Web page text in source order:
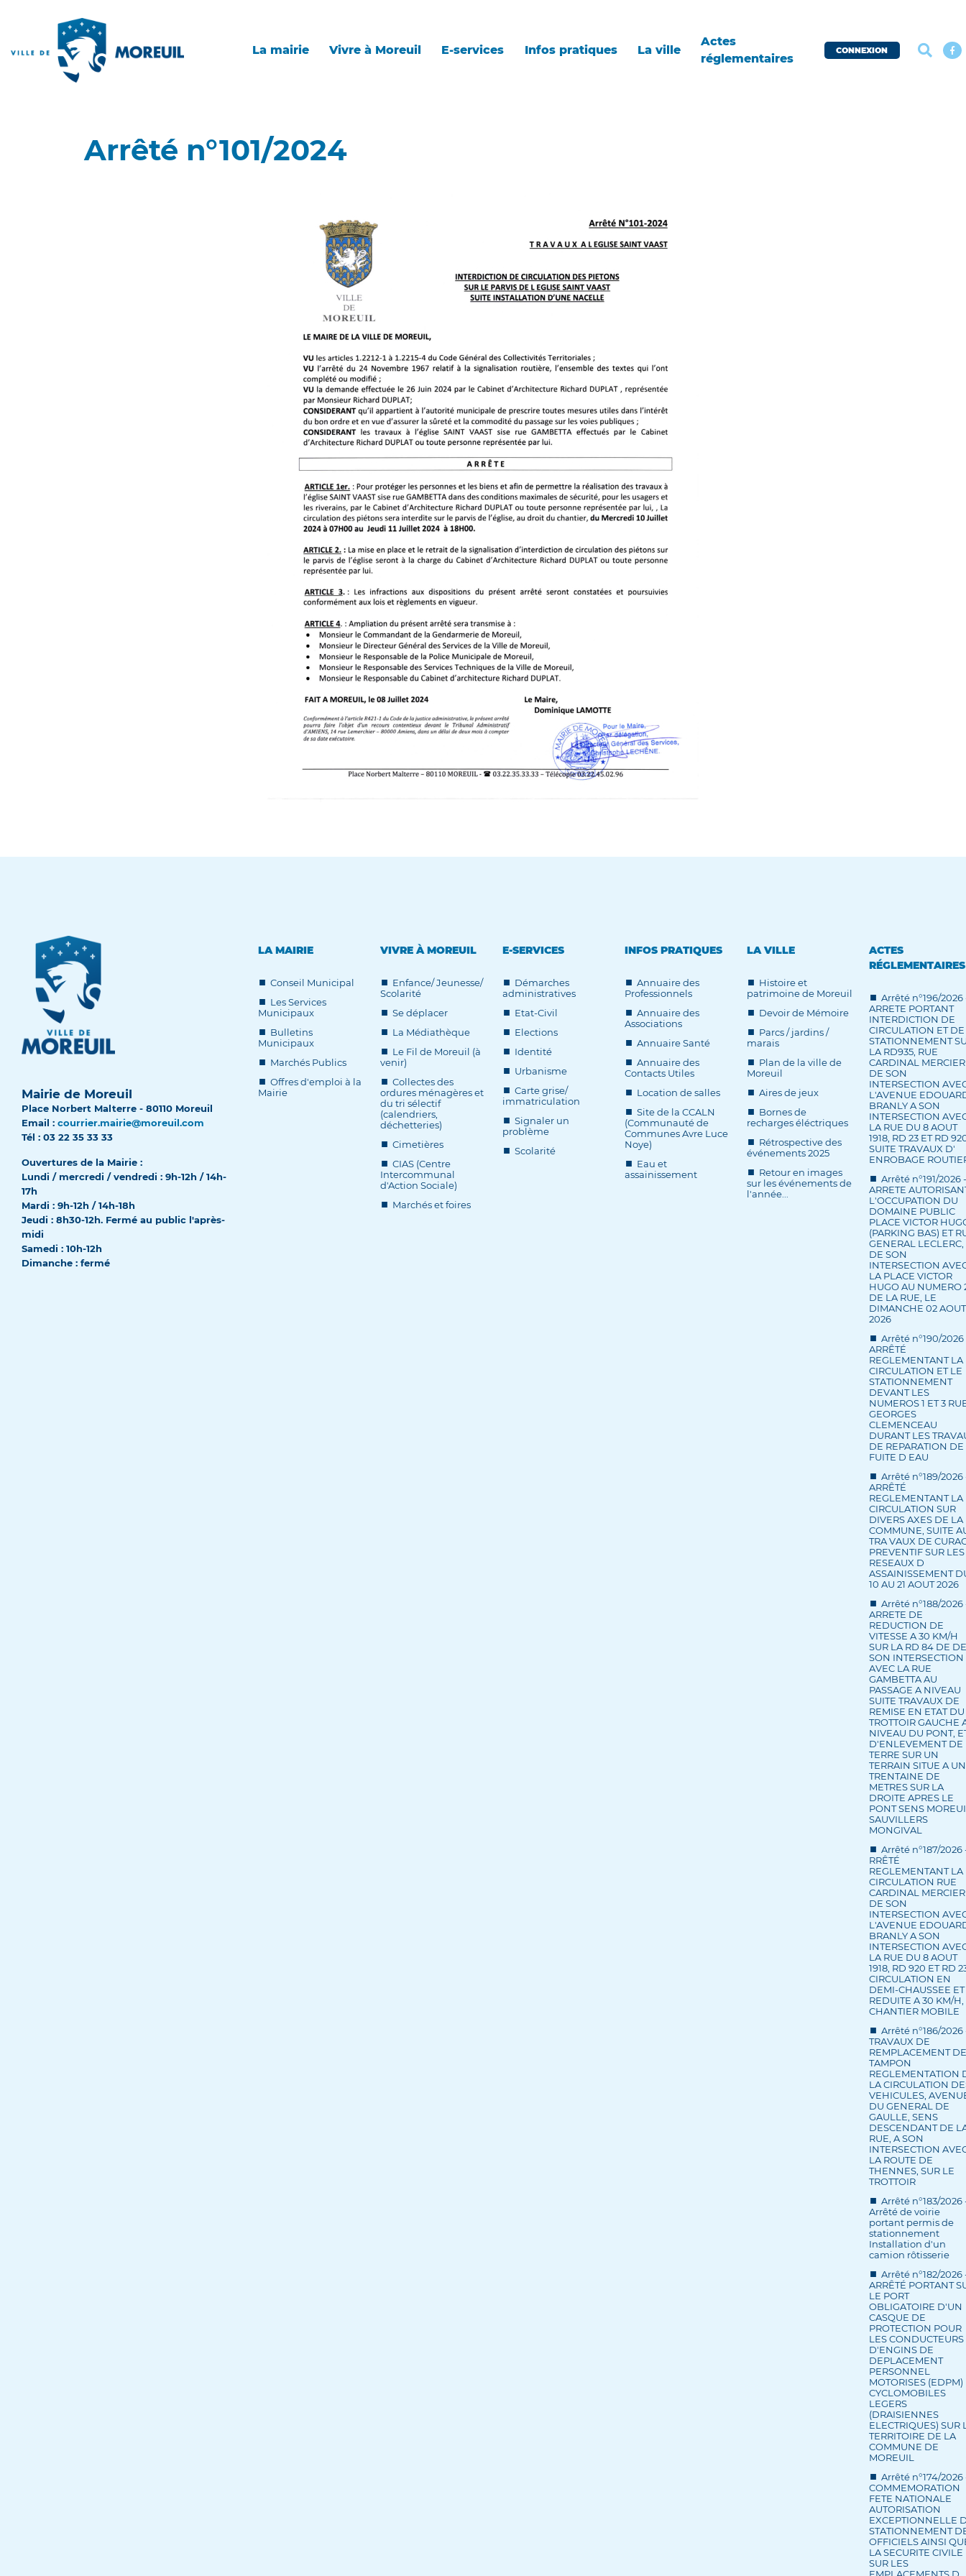
La mairie Vivre à Moreuil E-services Infos pratiques La ville
Actes
réglementaires
CONNEXION
Arrêté n°101/2024
Mairie de Moreuil
Place Norbert Malterre - 80110 Moreuil
Email : courrier.mairie@moreuil.com
Tél : 03 22 35 33 33
Ouvertures de la Mairie :
Lundi / mercredi / vendredi : 9h-12h / 14h-
17h
Mardi : 9h-12h / 14h-18h
Jeudi : 8h30-12h. Fermé au public l'après-
midi
Samedi : 10h-12h
Dimanche : fermé
LA MAIRIE
Conseil Municipal
Les Services
Municipaux
Bulletins
Municipaux
Marchés Publics
Offres d'emploi à la
Mairie
VIVRE À MOREUIL
Enfance/ Jeunesse/
Scolarité
Se déplacer
La Médiathèque
Le Fil de Moreuil (à
venir)
Collectes des
ordures ménagères et
du tri sélectif
(calendriers,
déchetteries)
Cimetières
CIAS (Centre
Intercommunal
d'Action Sociale)
Marchés et foires
E-SERVICES
Démarches
administratives
Etat-Civil
Elections
Identité
Urbanisme
Carte grise/
immatriculation
Signaler un
problème
Scolarité
INFOS PRATIQUES
Annuaire des
Professionnels
Annuaire des
Associations
Annuaire Santé
Annuaire des
Contacts Utiles
Location de salles
Site de la CCALN
(Communauté de
Communes Avre Luce
Noye)
Eau et
assainissement
LA VILLE
Histoire et
patrimoine de Moreuil
Devoir de Mémoire
Parcs / jardins /
marais
Plan de la ville de
Moreuil
Aires de jeux
Bornes de
recharges éléctriques
Rétrospective des
événements 2025
Retour en images
sur les événements de
l'année...
ACTES
RÉGLEMENTAIRES
Arrêté n°196/2026
ARRETE PORTANT
INTERDICTION DE
CIRCULATION ET DE
STATIONNEMENT
LA RD935, RUE
CARDINAL MERCIER
DE SON
INTERSECTION
L'AVENUE
BRANLY A SON
INTERSECTION
LA RUE DU 8 AOUT
1918, RD 23 ET RD
SUITE TRAVAUX D'
ENROBAGE
Arrêté n°191/2026 -
ARRETE
L'OCCUPATION DU
DOMAINE PUBLIC
PLACE VICTOR
(PARKING BAS) ET
GENERAL LECLERC,
DE SON
INTERSECTION
LA PLACE VICTOR
HUGO AU NUMERO
DE LA RUE, LE
DIMANCHE 02 AOUT
2026
Arrêté n°190/2026
ARRÊTÉ
REGLEMENTANT LA
CIRCULATION ET LE
STATIONNEMENT
DEVANT LES
NUMEROS 1 ET 3
GEORGES
CLEMENCEAU
DURANT LES
DE REPARATION DE
FUITE D EAU
Arrêté n°189/2026
ARRÊTÉ
REGLEMENTANT LA
CIRCULATION SUR
DIVERS AXES DE LA
COMMUNE, SUITE
TRA VAUX DE
PREVENTIF SUR LES
RESEAUX D
ASSAINISSEMENT
10 AU 21 AOUT 2026
Arrêté n°188/2026
ARRETE DE
REDUCTION DE
VITESSE A 30 KM/H
SUR LA RD 84 DE DE
SON INTERSECTION
AVEC LA RUE
GAMBETTA AU
PASSAGE A NIVEAU
SUITE TRAVAUX DE
REMISE EN ETAT DU
TROTTOIR GAUCHE
NIVEAU DU PONT,
D'ENLEVEMENT DE
TERRE SUR UN
TERRAIN SITUE A
TRENTAINE DE
METRES SUR LA
DROITE APRES LE
PONT SENS
SAUVILLERS
MONGIVAL
Arrêté n°187/2026
RRÊTÉ
REGLEMENTANT LA
CIRCULATION RUE
CARDINAL MERCIER
DE SON
INTERSECTION
L'AVENUE
BRANLY A SON
INTERSECTION
LA RUE DU 8 AOUT
1918, RD 920 ET RD
CIRCULATION EN
DEMI-CHAUSSEE ET
REDUITE A 30 KM/H,
CHANTIER MOBILE
Arrêté n°186/2026
TRAVAUX DE
REMPLACEMENT DE
TAMPON
REGLEMENTATION
LA CIRCULATION
VEHICULES,
DU GENERAL DE
GAULLE, SENS
DESCENDANT DE
RUE, A SON
INTERSECTION
LA ROUTE DE
THENNES, SUR LE
TROTTOIR
Arrêté n°183/2026
Arrêté de voirie
portant permis de
stationnement
Installation d'un
camion rôtisserie
Arrêté n°182/2026
ARRÊTÉ PORTANT
LE PORT
OBLIGATOIRE D'UN
CASQUE DE
PROTECTION POUR
LES CONDUCTEURS
D'ENGINS DE
DEPLACEMENT
PERSONNEL
MOTORISES (EDPM)
CYCLOMOBILES
LEGERS
(DRAISIENNES
ELECTRIQUES) SUR
TERRITOIRE DE LA
COMMUNE DE
MOREUIL
Arrêté n°174/2026
COMMEMORATION
FETE NATIONALE
AUTORISATION
EXCEPTIONNELLE
STATIONNEMENT
OFFICIELS AINSI
LA SECURITE CIVILE
SUR LES